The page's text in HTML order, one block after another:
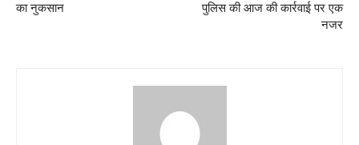
का नुकसान
पुलिस की आज की कार्रवाई पर एक
नजर